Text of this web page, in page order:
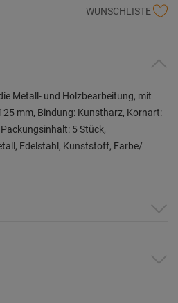
WUNSCHLISTE
Metall- und Holzbearbeitung, mit
mm, Bindung: Kunstharz, Kornart:
5 Stück,
Edelstahl, Kunststoff, Farbe/